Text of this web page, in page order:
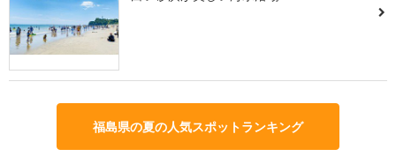
福島県の夏の人気スポットランキング